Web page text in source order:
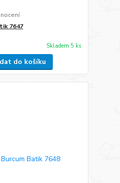
7647
Skladem 5 ks
do košíku